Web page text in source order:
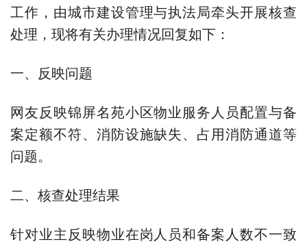
工作，由城市建设管理与执法局牵头开展核查
处理，现将有关办理情况回复如下：
一、反映问题
网友反映锦屏名苑小区物业服务人员配置与备
案定额不符、消防设施缺失、占用消防通道等
问题。
二、核查处理结果
针对业主反映物业在岗人员和备案人数不一致